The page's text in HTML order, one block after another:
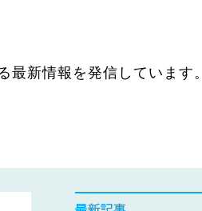
新情報を発信しています。